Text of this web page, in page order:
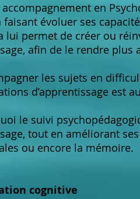
en
faisant évoluer ses
lui permet de créer ou
afin de le rendre plus
les sujets en
d’apprentissage est
le suivi
tout en améliorant
ou encore la mémoire.
cognitive